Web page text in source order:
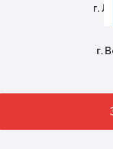
г.
г.